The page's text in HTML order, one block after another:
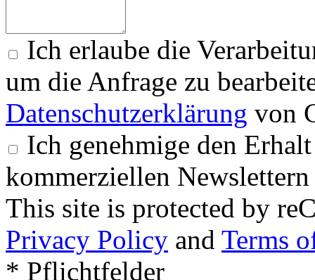
Ich erlaube die
um die Anfrage zu
Datenschutzerklärung von
Ich genehmige den
kommerziellen
This site is protected by
Privacy Policy and Terms
* Pflichtfelder